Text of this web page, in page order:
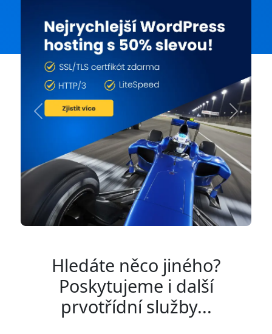
Previous Next
Hledáte něco jiného?
Poskytujeme i další
prvotřídní služby...